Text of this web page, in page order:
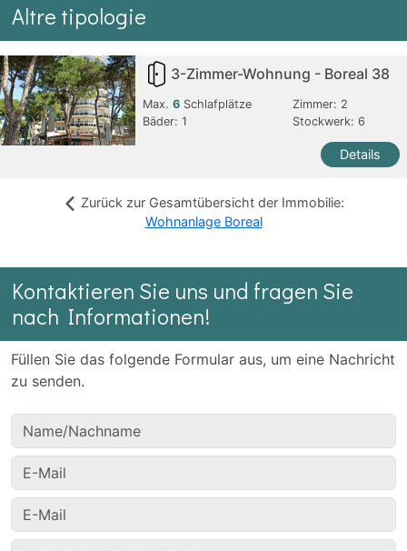
Altre tipologie
3-Zimmer-Wohnung - Boreal 38
Max.6 Schlafplätze Zimmer: 2
Bäder:1 Stockwerk: 6
Details
Zurück zur Gesamtübersicht der Immobilie:
Wohnanlage Boreal
Kontaktieren Sie uns und fragen Sie
nach Informationen!
Füllen Sie das folgende Formular aus, um eine Nachricht
zu senden.